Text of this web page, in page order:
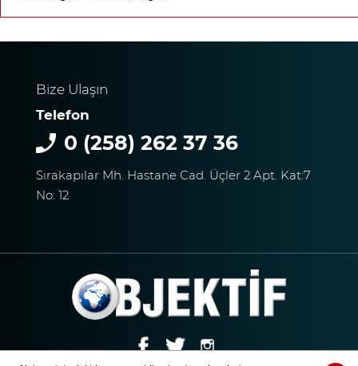
Bize Ulaşın
Telefon
0 (258) 262 37 36
Sırakapılar Mh. Hastane Cad. Üçler 2 Apt. Kat:7
No: 12